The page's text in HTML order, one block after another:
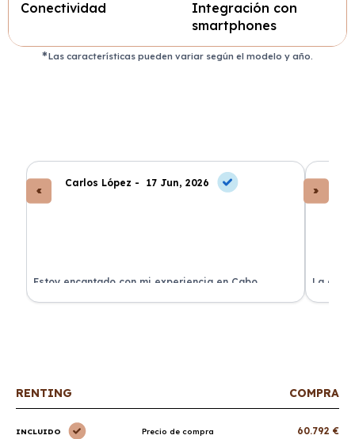
Conectividad
Integración con
smartphones
Las características pueden variar según el modelo y año.
Carlos López - 17 Jun, 2026
Estoy encantado con mi experiencia en Cabo
Renting. El coche llegó en perfectas condiciones y sin
La
de
RENTING COMPRA
INCLUIDO Precio de compra 60.792 €